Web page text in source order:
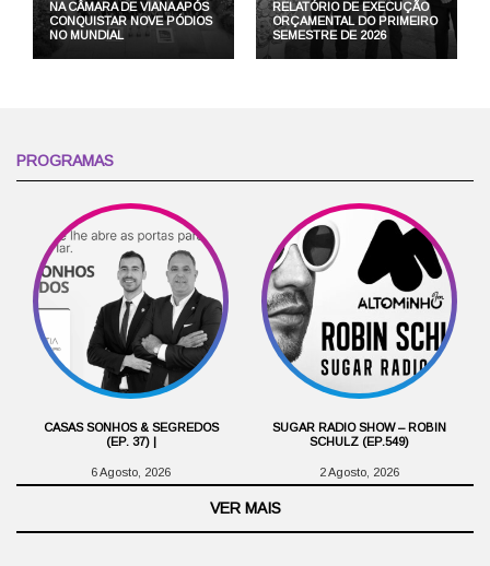
NA CÂMARA DE VIANA APÓS
CONQUISTAR NOVE PÓDIOS
NO MUNDIAL
RELATÓRIO DE EXECUÇÃO
ORÇAMENTAL DO PRIMEIRO
SEMESTRE DE 2026
PROGRAMAS
CASAS SONHOS & SEGREDOS
(EP. 37) |
6 Agosto, 2026
SUGAR RADIO SHOW – ROBIN
SCHULZ (EP.549)
2 Agosto, 2026
VER MAIS